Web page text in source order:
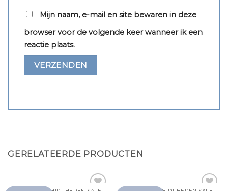
Mijn naam, e-mail en site bewaren in deze
browser voor de volgende keer wanneer ik een
reactie plaats.
GERELATEERDE PRODUCTEN